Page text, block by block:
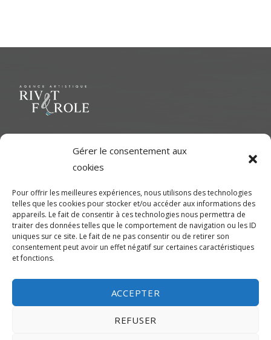
Gérer le consentement aux
cookies
Pour offrir les meilleures expériences, nous utilisons des technologies
telles que les cookies pour stocker et/ou accéder aux informations des
appareils. Le fait de consentir à ces technologies nous permettra de
traiter des données telles que le comportement de navigation ou les ID
uniques sur ce site. Le fait de ne pas consentir ou de retirer son
consentement peut avoir un effet négatif sur certaines caractéristiques
et fonctions.
ACCEPTER
REFUSER
pour contribuer à une richesse dans le milieu cinématographique
et d'aider les artistes à développer leur plein potentiel.
CONTACTEZ-NOUS
Montréal
450-245-7475 (sans frais de Montréal) ou 514-655-9191
info@rivetferole.com